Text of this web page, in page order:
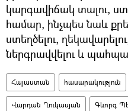
կարգավիճակ տալու,
համար, ինչպես նաև
ստեղծելու,
ներգրավվելու և
Հայաստան հասարակություն
Վարդան Ղուկասյան Գևորգ